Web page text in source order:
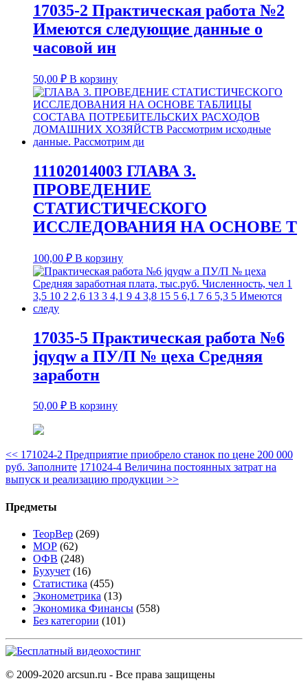
17035-2 Практическая работа №2
Имеются следующие данные о
часовой ин
50,00 ₽ В корзину
11102014003 ГЛАВА 3.
ПРОВЕДЕНИЕ
СТАТИСТИЧЕСКОГО
ИССЛЕДОВАНИЯ НА ОСНОВЕ Т
100,00 ₽ В корзину
17035-5 Практическая работа №6
jqyqw а ПУ/П № цеха Средняя
заработн
50,00 ₽ В корзину
<< 171024-2 Предприятие приобрело станок по цене 200 000
руб. Заполните 171024-4 Величина постоянных затрат на
выпуск и реализацию продукции >>
Предметы
ТеорВер (269)
МОР (62)
ОФВ (248)
Бухучет (16)
Статистика (455)
Эконометрика (13)
Экономика Финансы (558)
Без категории (101)
© 2009-2020 arcsun.ru - Все права защищены